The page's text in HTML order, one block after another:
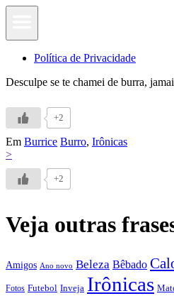
Política de Privacidade
Desculpe se te chamei de burra,
+2
Em Burrice Burro, Irônicas
>
+2
Veja outras
Amigos Ano novo Beleza Bêbado
Fotos Futebol Inveja Irônicas